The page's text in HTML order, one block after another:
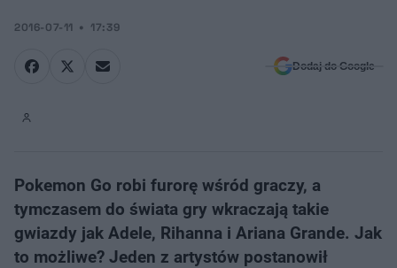
2016-07-11 17:39
Dodaj do Google
Pokemon Go robi furorę wśród graczy, a
tymczasem do świata gry wkraczają takie
gwiazdy jak Adele, Rihanna i Ariana Grande. Jak
to możliwe? Jeden z artystów postanowił